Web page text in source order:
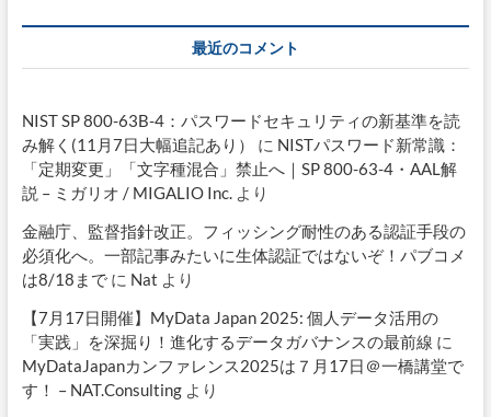
最近のコメント
NIST SP 800-63B-4：パスワードセキュリティの新基準を読
み解く(11月7日大幅追記あり）
に NISTパスワード新常識：
「定期変更」「文字種混合」禁止へ｜SP 800-63-4・AAL解
説 – ミガリオ / MIGALIO Inc.より
金融庁、監督指針改正。フィッシング耐性のある認証手段の
必須化へ。一部記事みたいに生体認証ではないぞ！パブコメ
は8/18までに Nat より
【7月17日開催】MyData Japan 2025: 個人データ活用の
「実践」を深掘り！進化するデータガバナンスの最前線 に
MyDataJapanカンファレンス2025は７月17日＠一橋講堂で
す！ – NAT.Consultingより